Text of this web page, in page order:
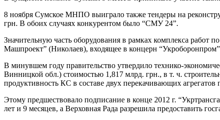
8 ноября Сумское МНПО выиграло также тендеры на
грн. В обоих случаях конкурентом было “СМУ 24”.
Значительную часть оборудования в рамках комплекса работ
Машпроект” (Николаев), входящее в концерн
В минувшем году правительство утвердило технико-
Винницкой обл.) стоимостью 1,817 млрд. грн., в т. ч.
продуктивность КС в составе двух перекачивающих
Этому предшествовало подписание в конце 2012 г.
лет и 9 месяцев, а Верховная Рада разрешила предоставить